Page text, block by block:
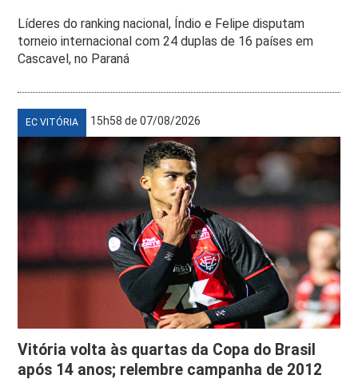
Líderes do ranking nacional, Índio e Felipe disputam
torneio internacional com 24 duplas de 16 países em
Cascavel, no Paraná
EC VITÓRIA 15h58 de 07/08/2026
Vitória volta às quartas da Copa do Brasil
após 14 anos; relembre campanha de 2012